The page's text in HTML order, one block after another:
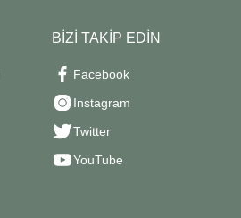
BİZİ TAKİP EDİN
Facebook
Instagram
Twitter
YouTube